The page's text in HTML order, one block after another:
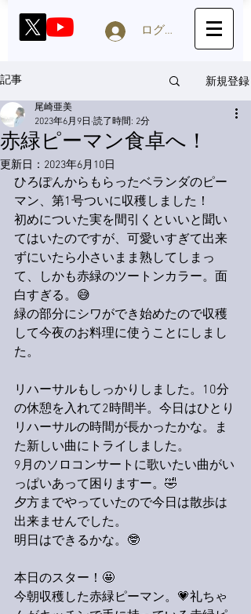
ログイン
記事 新規登録
赤緑ピーマン食卓へ！
尾崎亜美
2023年6月9日 読了時間: 2分
更新日： 2023年6月10日
ひろぽんからもらったベランダのピー
マン、第1号ついに収穫しました！
初めについた実を間引くといいと聞い
てはいたのですが、可愛いすぎて出来
ずにいたら小さいまま熟してしまっ
て、しかも赤緑のツートンカラー。面
白すぎる。😅
緑の部分にシワができ始めたので収穫
して今夜のお料理に使うことにしまし
た。
リハーサルもしっかりしました。10分
の休憩を入れて2時間半。今日はひとり
リハーサルの時間が長かったかな。ま
た新しい曲にトライしました。
9月のソロコンサートに歌いたい曲がい
っぱいあって困りますー。🤣
夕方までやっていたので今日は散歩は
出来ませんでした。
明日はできるかな。🤓
本日のスター！🤩
今朝収穫した赤緑ピーマン。💗礼ちゃ